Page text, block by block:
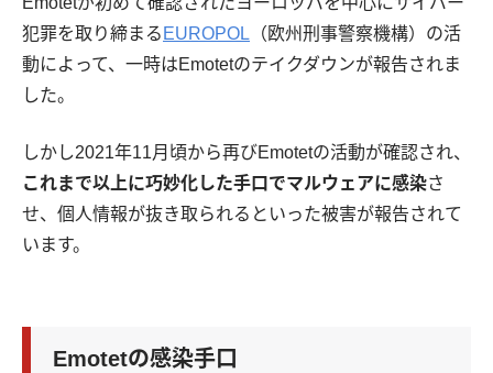
犯罪を取り締まる EUROPOL （欧州刑事警察機構）の活
動によって、一時はEmotetのテイクダウンが報告されま
した。
しかし2021年11月頃から再びEmotetの活動が確認され、
これまで以上に巧妙化した手口でマルウェアに感染さ
せ、個人情報が抜き取られるといった被害が報告されて
います。
Emotetの感染手口